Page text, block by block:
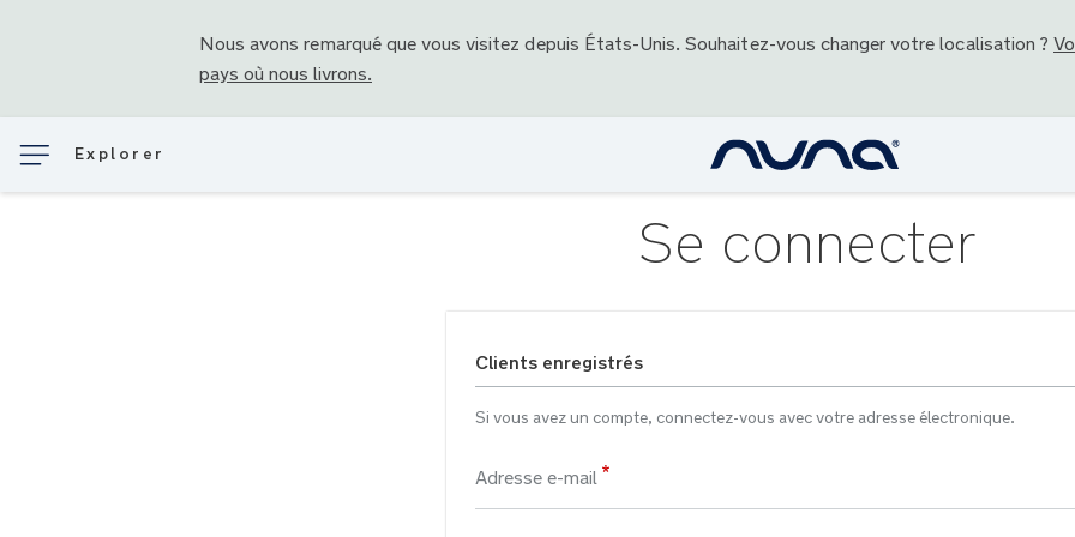
Nous avons remarqué que vous visitez depuis États-Unis. Souhaitez-vous changer votre localisation ?
pays où nous livrons.
Explorer
Se connecter
Clients enregistrés
Si vous avez un compte, connectez-vous avec votre adresse électronique.
Adresse e-mail